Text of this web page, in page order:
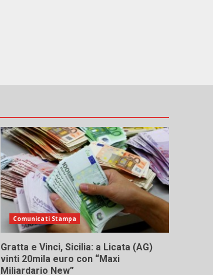
Comunicati Stampa
Gratta e Vinci, Sicilia: a Licata (AG)
vinti 20mila euro con “Maxi
Miliardario New”